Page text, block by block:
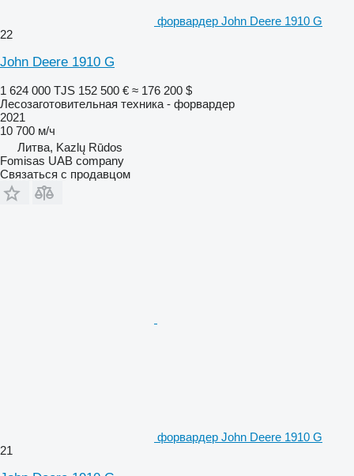
форвардер John Deere 1910 G
22
John Deere 1910 G
1 624 000 TJS 152 500 € ≈ 176 200 $
Лесозаготовительная техника - форвардер
2021
10 700 м/ч
Литва, Kazlų Rūdos
Fomisas UAB company
Связаться с продавцом
форвардер John Deere 1910 G
21